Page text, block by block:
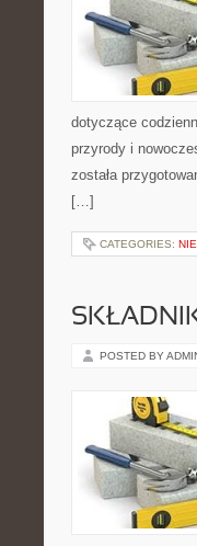
dotyczące
przyrody i
została
[…]
CATEGORIES:
POSTED BY